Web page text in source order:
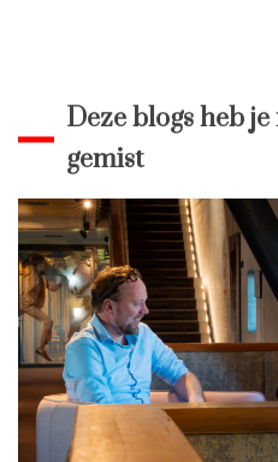
Deze blogs heb
gemist